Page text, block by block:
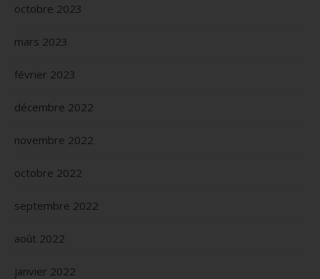
octobre 2023
mars 2023
février 2023
décembre 2022
novembre 2022
octobre 2022
septembre 2022
août 2022
janvier 2022